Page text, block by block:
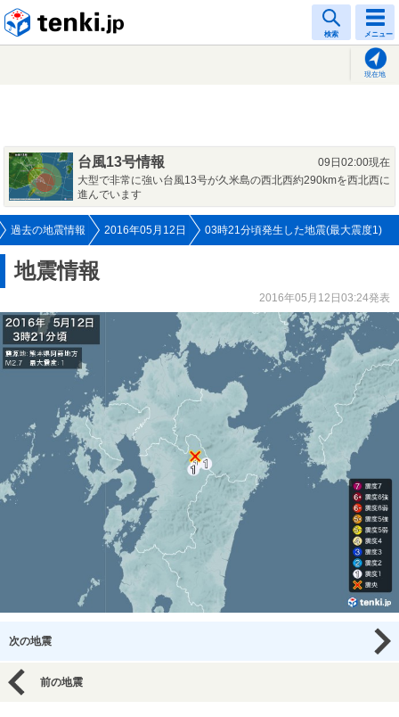
検索 メニュー
現在地
台風13号情報
09日02:00現在
大型で非常に強い台風13号が久米島の西北西約290kmを西北西に
進んでいます
過去の地震情報 2016年05月12日 03時21分頃発生した地震(最大震度1)
地震情報
2016年05月12日03:24発表
次の地震
前の地震